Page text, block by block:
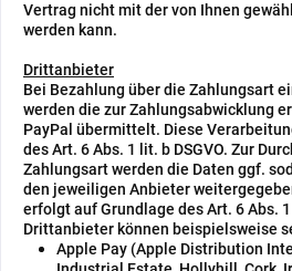
Vertrag nicht mit der von Ihnen
werden kann.
Drittanbieter
Bei Bezahlung über die Zahlungsart
werden die zur Zahlungsabwicklung
PayPal übermittelt. Diese
des Art. 6 Abs. 1 lit. b DSGVO. Zur
Zahlungsart werden die Daten ggf.
den jeweiligen Anbieter
erfolgt auf Grundlage des Art. 6 Abs.
Drittanbieter können beispielsweise
Apple Pay (Apple Distribution